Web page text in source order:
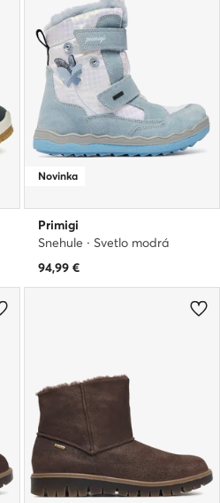
Novinka
Primigi
Snehule · Svetlo modrá
94,99 €